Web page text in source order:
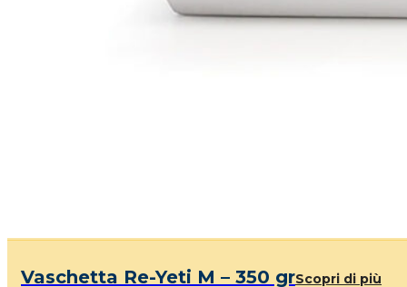
Vaschetta Re-Yeti M – 350 grScopri di più